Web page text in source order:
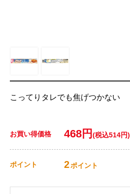
こってりタレでも焦げつかない
お買い得価格 468円 (税込514円)
ポイント 2ポイント